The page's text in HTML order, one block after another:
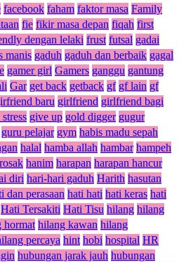
facebook faham faktor masa Family
fie fikir masa depan fiqah first
dengan lelaki frust futsal gadai
manis gaduh gaduh dan berbaik gagal
gamer girl Gamers ganggu gantung
Gar get back getback gf gf lain gf
baru girlfriend girlfriend bagi
give up gold digger gugur
guru pelajar gym habis madu sepah
halal hamba allah hambar hampeh
hanim harapan harapan hancur
diri hari-hari gaduh Harith hasutan
dan perasaan hati hati hati keras hati
Hati Tersakiti Hati Tisu hilang hilang
hormat hilang kawan hilang
percaya hint hobi hospital HR
hubungan jarak jauh hubungan